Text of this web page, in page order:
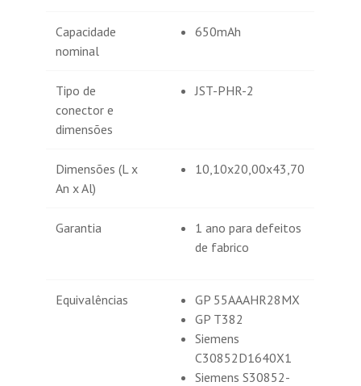
Capacidade
nominal
650mAh
Tipo de
conector e
dimensões
JST-PHR-2
Dimensões (L x
An x Al)
10,10x20,00x43,70
Garantia
1 ano para defeitos
de fabrico
Equivalências
GP 55AAAHR28MX
GP T382
Siemens
C30852D1640X1
Siemens S30852-